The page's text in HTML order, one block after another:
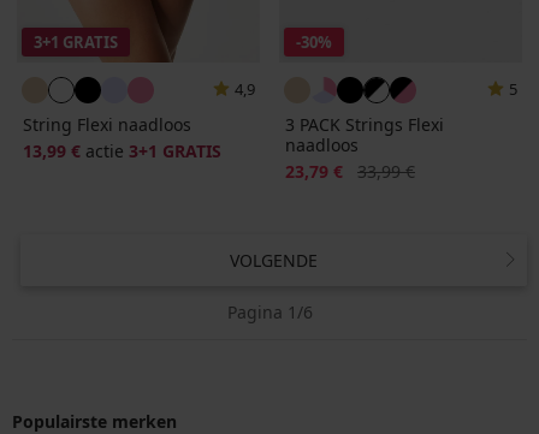
3+1 GRATIS
4,9
String Flexi naadloos
13,99 € actie 3+1 GRATIS
-30%
5
3 PACK Strings Flexi
naadloos
Korting
23,79 € Oorspronkelijke prijs
33,99 €
VOLGENDE
Pagina 1/6
Populairste merken